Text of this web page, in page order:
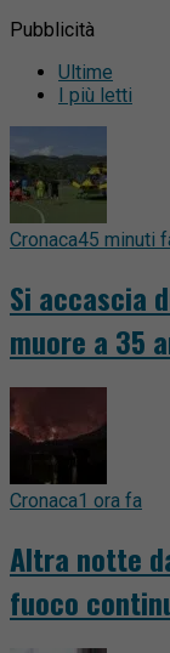
Pubblicità
Ultime
I più letti
Cronaca45 minuti
Si accascia
muore a 35
Cronaca1 ora fa
Altra notte
fuoco